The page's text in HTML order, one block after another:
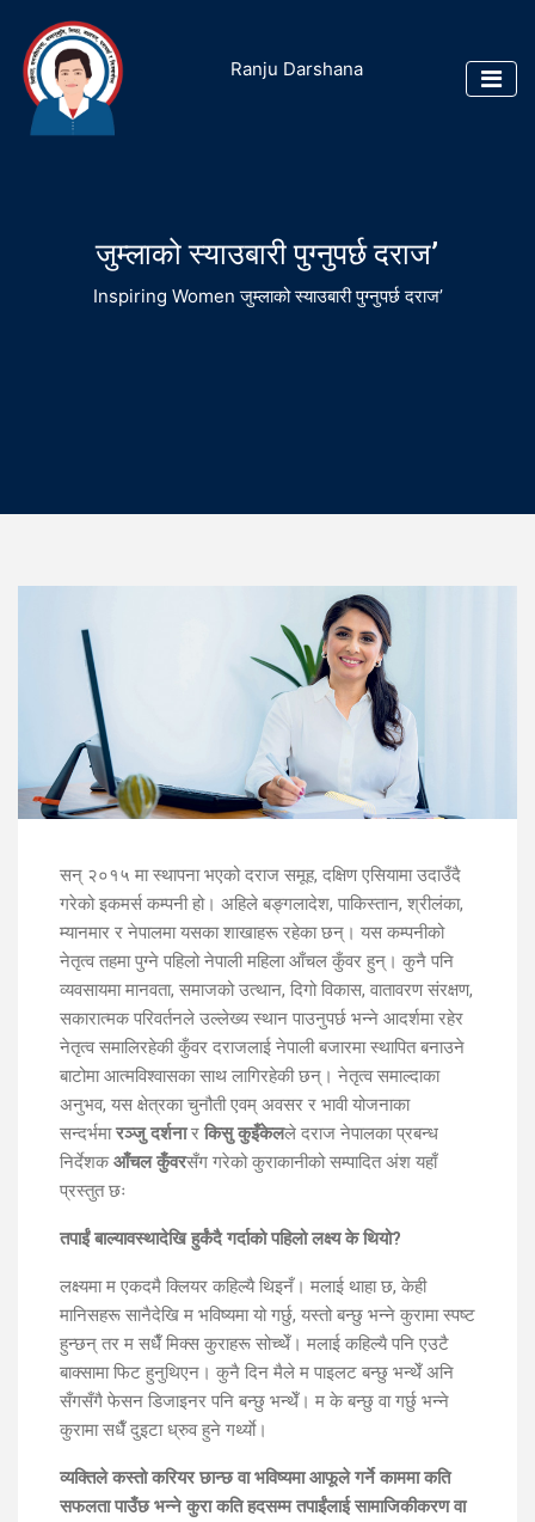
Ranju Darshana
जुम्लाको स्याउबारी पुग्नुपर्छ दराज’
Inspiring Women जुम्लाको स्याउबारी पुग्नुपर्छ दराज’
सन् २०१५ मा स्थापना भएको दराज समूह, दक्षिण एसियामा उदाउँदै
गरेको इकमर्स कम्पनी हो। अहिले बङ्गलादेश, पाकिस्तान, श्रीलंका,
म्यानमार र नेपालमा यसका शाखाहरू रहेका छन्। यस कम्पनीको
नेतृत्व तहमा पुग्ने पहिलो नेपाली महिला आँचल कुँवर हुन्। कुनै पनि
व्यवसायमा मानवता, समाजको उत्थान, दिगो विकास, वातावरण संरक्षण,
सकारात्मक परिवर्तनले उल्लेख्य स्थान पाउनुपर्छ भन्ने आदर्शमा रहेर
नेतृत्व समालिरहेकी कुँवर दराजलाई नेपाली बजारमा स्थापित बनाउने
बाटोमा आत्मविश्वासका साथ लागिरहेकी छन्। नेतृत्व समाल्दाका
अनुभव, यस क्षेत्रका चुनौती एवम् अवसर र भावी योजनाका
सन्दर्भमारञ्जु दर्शनार किसु कुइँकेलले दराज नेपालका प्रबन्ध
निर्देशकआँचल कुँवरसँग गरेको कुराकानीको सम्पादित अंश यहाँ
प्रस्तुत छः
तपाईं बाल्यावस्थादेखि हुर्कंदै गर्दाको पहिलो लक्ष्य के थियो?
लक्ष्यमा म एकदमै क्लियर कहिल्यै थिइनँ। मलाई थाहा छ, केही
मानिसहरू सानैदेखि म भविष्यमा यो गर्छु, यस्तो बन्छु भन्ने कुरामा स्पष्ट
हुन्छन् तर म सधैँ मिक्स कुराहरू सोच्थेँ। मलाई कहिल्यै पनि एउटै
बाक्सामा फिट हुनुथिएन। कुनै दिन मैले म पाइलट बन्छु भन्थेँ अनि
सँगसँगै फेसन डिजाइनर पनि बन्छु भन्थेँ। म के बन्छु वा गर्छु भन्ने
कुरामा सधैँ दुइटा ध्रुव हुने गर्थ्याे।
व्यक्तिले कस्तो करियर छान्छ वा भविष्यमा आफूले गर्ने काममा कति
सफलता पाउँछ भन्ने कुरा कति हदसम्म तपाईंलाई सामाजिकीकरण वा